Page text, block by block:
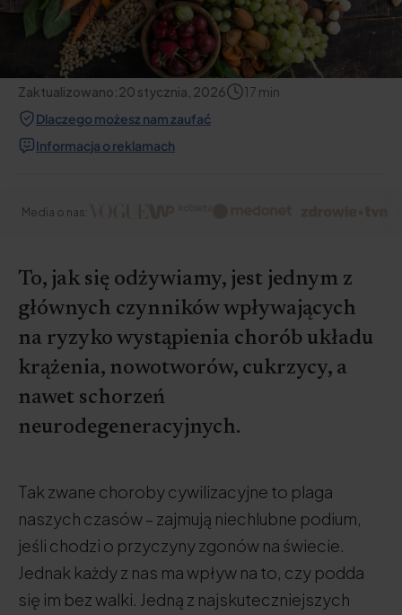
Zaktualizowano:20 stycznia, 2026 17 min
Dlaczego możesz nam zaufać
Informacja o reklamach
Media o nas:
To, jak się odżywiamy, jest jednym z
głównych czynników wpływających
na ryzyko wystąpienia chorób układu
krążenia, nowotworów, cukrzycy, a
nawet schorzeń
neurodegeneracyjnych.
Tak zwane choroby cywilizacyjne to plaga
naszych czasów – zajmują niechlubne podium,
jeśli chodzi o przyczyny zgonów na świecie.
Jednak każdy z nas ma wpływ na to, czy podda
się im bez walki. Jedną z najskuteczniejszych